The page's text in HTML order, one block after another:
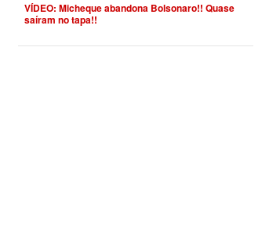
VÍDEO: Micheque abandona Bolsonaro!! Quase
saíram no tapa!!